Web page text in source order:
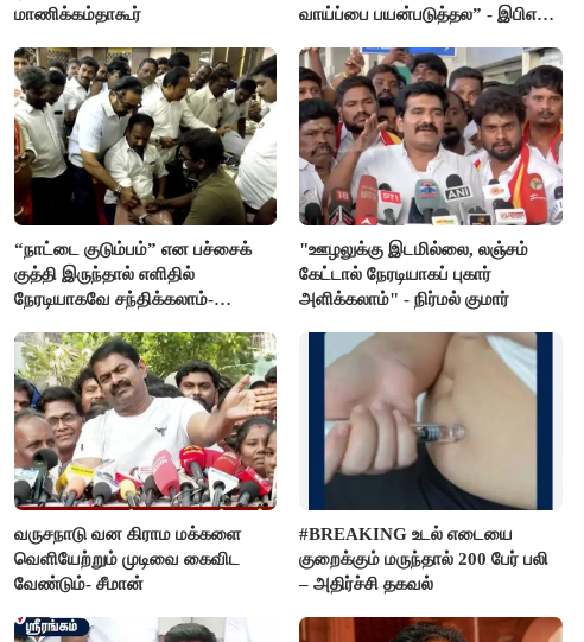
மாணிக்கம்தாகூர்
வாய்ப்பை பயன்படுத்தல” - இபிஎஸ்
“நாட்டை குடும்பம்” என பச்சைக்
குத்தி இருந்தால் எளிதில்
நேரடியாகவே சந்திக்கலாம்-
"ஊழலுக்கு இடமில்லை, லஞ்சம்
கேட்டால் நேரடியாகப் புகார்
அளிக்கலாம்" - நிர்மல் குமார்
வருசநாடு வன கிராம மக்களை
வெளியேற்றும் முடிவை கைவிட
வேண்டும்- சீமான்
#BREAKING உடல் எடையை
குறைக்கும் மருந்தால் 200 பேர் பலி
– அதிர்ச்சி தகவல்